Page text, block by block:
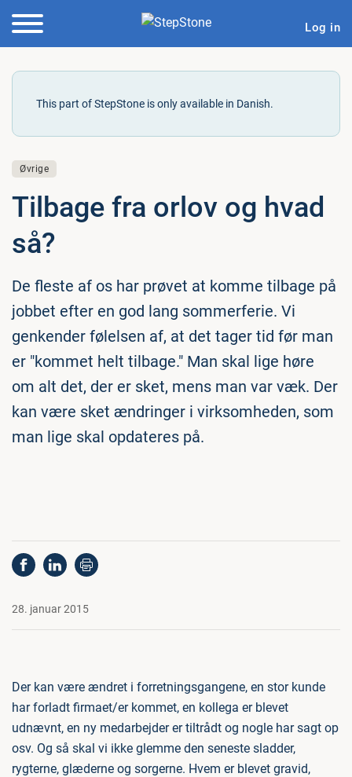
Log in
This part of StepStone is only available in Danish.
Øvrige
Tilbage fra orlov og hvad
så?
De fleste af os har prøvet at komme tilbage på
jobbet efter en god lang sommerferie. Vi
genkender følelsen af, at det tager tid før man
er "kommet helt tilbage." Man skal lige høre
om alt det, der er sket, mens man var væk. Der
kan være sket ændringer i virksomheden, som
man lige skal opdateres på.
28. januar 2015
Der kan være ændret i forretningsgangene, en stor kunde
har forladt firmaet/er kommet, en kollega er blevet
udnævnt, en ny medarbejder er tiltrådt og nogle har sagt op
osv. Og så skal vi ikke glemme den seneste sladder,
rygterne, glæderne og sorgerne. Hvem er blevet gravid,